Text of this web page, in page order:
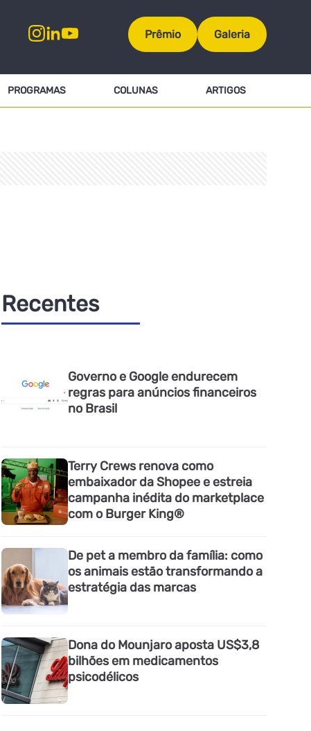
Prêmio Galeria
PROGRAMAS COLUNAS ARTIGOS
Recentes
Governo e Google endurecem
regras para anúncios financeiros
no Brasil
Terry Crews renova como
embaixador da Shopee e estreia
campanha inédita do marketplace
com o Burger King®
De pet a membro da família: como
os animais estão transformando a
estratégia das marcas
Dona do Mounjaro aposta US$3,8
bilhões em medicamentos
psicodélicos